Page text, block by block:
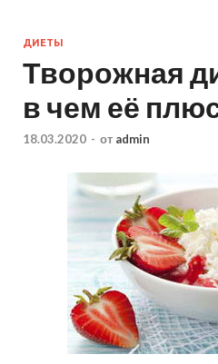
ДИЕТЫ
Творожная
в чем её
18.03.2020 - от admin